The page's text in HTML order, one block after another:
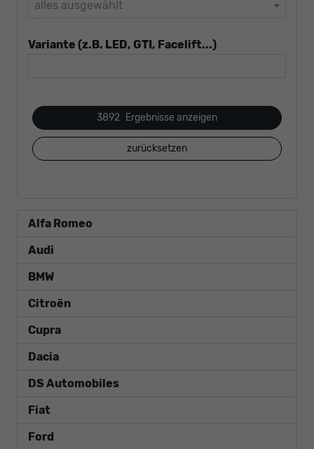
alles ausgewählt
Variante (z.B. LED, GTI, Facelift...)
3892 Ergebnisse anzeigen
zurücksetzen
Alfa Romeo
Audi
BMW
Citroën
Cupra
Dacia
DS Automobiles
Fiat
Ford